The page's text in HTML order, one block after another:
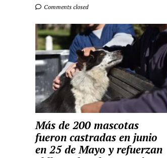
Comments closed
Más de 200 mascotas
fueron castradas en junio
en 25 de Mayo y refuerzan